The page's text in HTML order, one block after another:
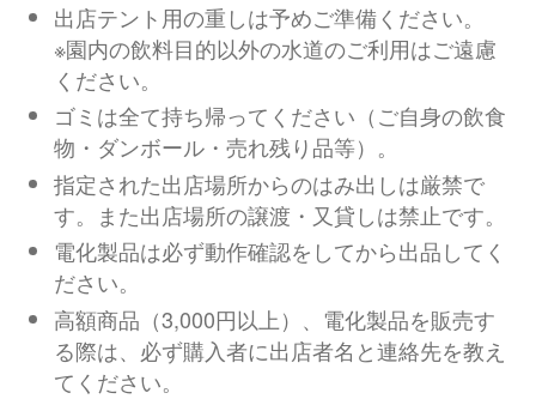
出店テント用の重しは予めご準備ください。
※園内の飲料目的以外の水道のご利用はご遠慮
ください。
ゴミは全て持ち帰ってください（ご自身の飲食
物・ダンボール・売れ残り品等）。
指定された出店場所からのはみ出しは厳禁で
す。また出店場所の譲渡・又貸しは禁止です。
電化製品は必ず動作確認をしてから出品してく
ださい。
高額商品（3,000円以上）、電化製品を販売す
る際は、必ず購入者に出店者名と連絡先を教え
てください。